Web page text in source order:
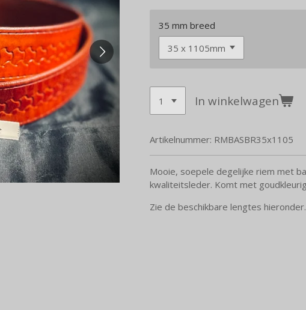
35 mm breed
In winkelwagen
Artikelnummer: RMBASBR35x1105
Mooie, soepele degelijke riem met
kwaliteitsleder. Komt met
Zie de beschikbare lengtes hieronder.